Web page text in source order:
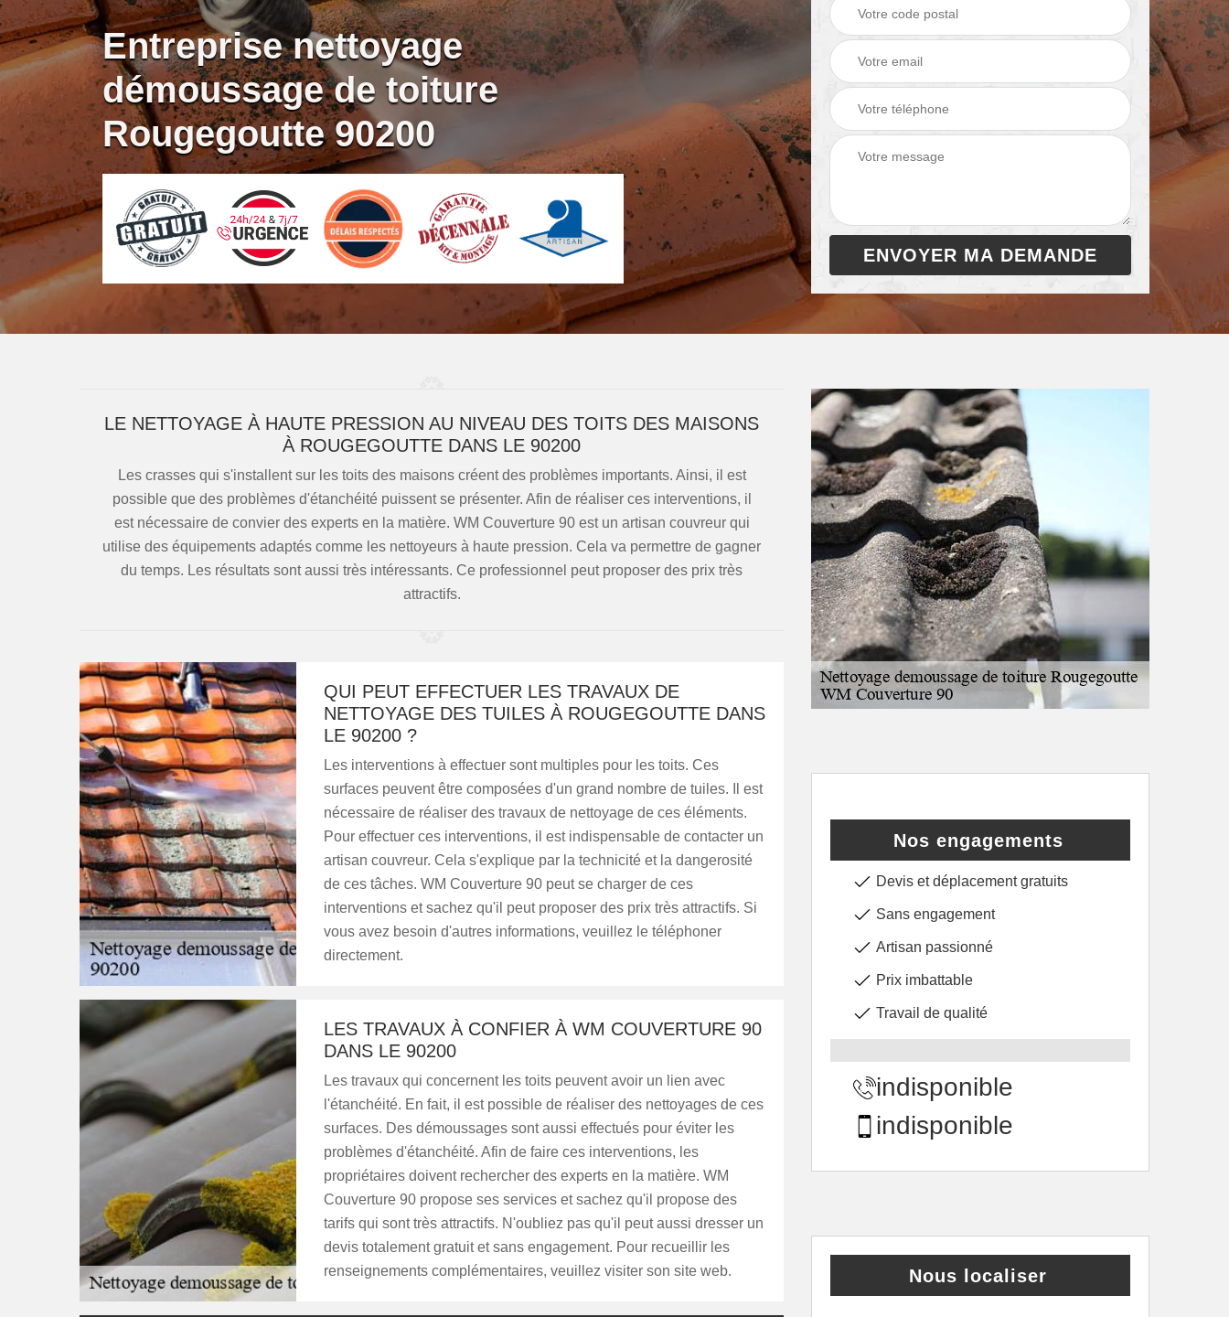
Entreprise nettoyage
démoussage de toiture
Rougegoutte 90200
LE NETTOYAGE À HAUTE PRESSION AU NIVEAU DES TOITS DES MAISONS
À ROUGEGOUTTE DANS LE 90200
Les crasses qui s'installent sur les toits des maisons créent des problèmes importants. Ainsi, il est
possible que des problèmes d'étanchéité puissent se présenter. Afin de réaliser ces interventions, il
est nécessaire de convier des experts en la matière. WM Couverture 90 est un artisan couvreur qui
utilise des équipements adaptés comme les nettoyeurs à haute pression. Cela va permettre de gagner
du temps. Les résultats sont aussi très intéressants. Ce professionnel peut proposer des prix très
attractifs.
QUI PEUT EFFECTUER LES TRAVAUX DE
NETTOYAGE DES TUILES À ROUGEGOUTTE DANS
LE 90200 ?
Les interventions à effectuer sont multiples pour les toits. Ces
surfaces peuvent être composées d'un grand nombre de tuiles. Il est
nécessaire de réaliser des travaux de nettoyage de ces éléments.
Pour effectuer ces interventions, il est indispensable de contacter un
artisan couvreur. Cela s'explique par la technicité et la dangerosité
de ces tâches. WM Couverture 90 peut se charger de ces
interventions et sachez qu'il peut proposer des prix très attractifs. Si
vous avez besoin d'autres informations, veuillez le téléphoner
directement.
LES TRAVAUX À CONFIER À WM COUVERTURE 90
DANS LE 90200
Les travaux qui concernent les toits peuvent avoir un lien avec
l'étanchéité. En fait, il est possible de réaliser des nettoyages de ces
surfaces. Des démoussages sont aussi effectués pour éviter les
problèmes d'étanchéité. Afin de faire ces interventions, les
propriétaires doivent rechercher des experts en la matière. WM
Couverture 90 propose ses services et sachez qu'il propose des
tarifs qui sont très attractifs. N'oubliez pas qu'il peut aussi dresser un
devis totalement gratuit et sans engagement. Pour recueillir les
renseignements complémentaires, veuillez visiter son site web.
Nos engagements
Devis et déplacement gratuits
Sans engagement
Artisan passionné
Prix imbattable
Travail de qualité
indisponible
indisponible
Nous localiser